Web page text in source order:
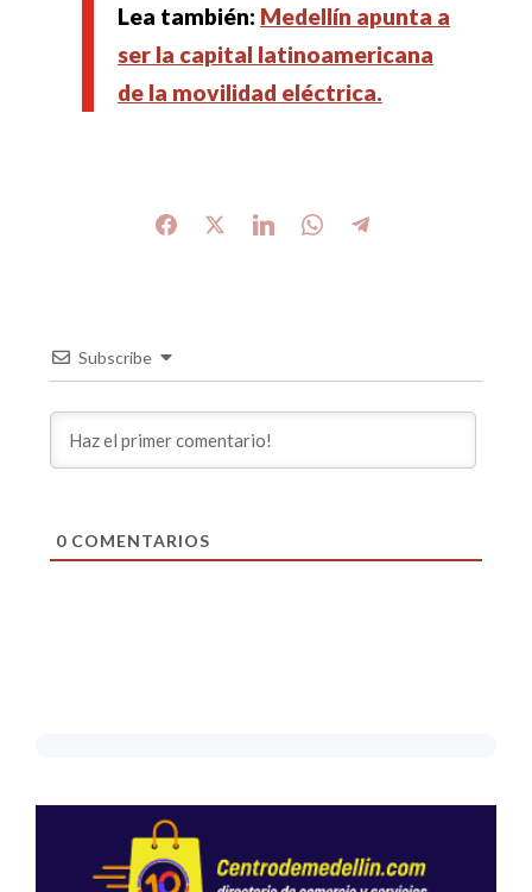
Lea también: Medellín apunta a
ser la capital latinoamericana
de la movilidad eléctrica.
Subscribe
0COMENTARIOS